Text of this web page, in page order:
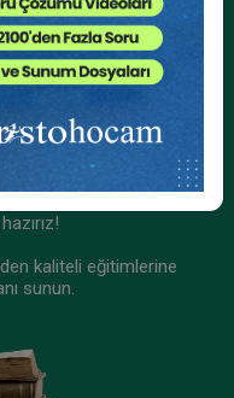
İçin
Alın
kaliteli eğitimlerine
sunun.